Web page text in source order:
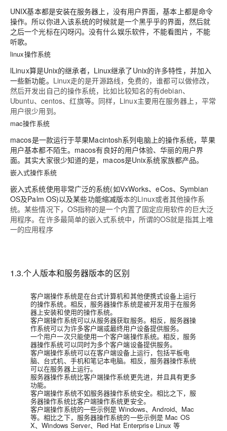
UNIX基本都是安装在服务器上，没有用户界面，基本上都是命令
操作。所以你进入该系统的时候就是一个黑乎乎的界面，然后就
之后一个光标在闪呀闪。没有什么娱乐软件，不能看图片，不能
听歌。
linux操作系统
lLinux算是Unix的继承者，Linux继承了Unix的许多特性，并加入
一些新功能。 Linux走的是开源路线，免费的，谁都可以做修改，
然后开发出自己的操作系统，比如比较知名的有debian、
Ubuntu、centos、红旗等。同样，Linux主要用在服务器上，平常
用户很少用到。
mac操作系统
macos是一款运行于苹果Macintosh系列电脑上的操作系统，苹果
用户基本都不陌生。macos有良好的用户体验、华丽的用户界
面。其实大家很少知道的是，macos是Unix系统家族都产品。
嵌入式操作系统
嵌入式系统使用非常广泛的系统(如VxWorks、eCos、Symbian
OS及Palm OS)以及某些功能缩减版本的Linux或者其他操作系
统。某些情况下，OS指称的是一个内置了固定应用软件的巨大泛
用程序。在许多最简单的嵌入式系统中，所谓的OS就是指其上唯
一的应用程序
1.3.个人版本和服务器版本的区别
客户端操作系统是在台式计算机和其他便携式设备上运行
的操作系统。相反，服务器操作系统是被开发用于在服务
器上安装和使用的操作系统。
客户端操作系统可以从服务器获取服务。相反，服务器操
作系统可以为许多客户端或最终用户设备提供服务。
一个用户一次只能使用一个客户端操作系统。相反，服务
器操作系统可以同时为多个客户端设备提供服务。
客户端操作系统可以在客户端设备上运行，包括平板电
脑、台式机、手机和笔记本电脑。相反，服务器操作系统
可以在服务器上运行。
服务器操作系统比客户端操作系统更先进，并且具有更多
功能。
客户端操作系统不如服务器操作系统安全。相比之下，服
务器操作系统比客户端操作系统更安全。
客户端操作系统的一些示例是 Windows、Android、Mac
等。相比之下，服务器操作系统的一些示例是 Mac OS
X、Windows Server、Red Hat Enterprise Linux 等